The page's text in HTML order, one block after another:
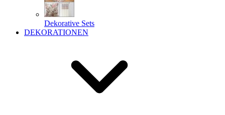
Dekorative Sets
DEKORATIONEN